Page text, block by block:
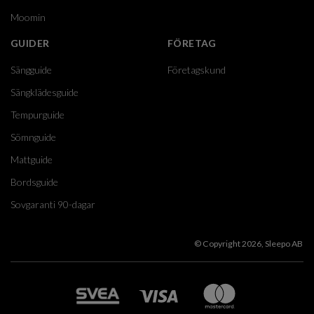
Moomin
GUIDER
Sängguide
Sängklädesguide
Tempurguide
Sömnguide
Mattguide
Bordsguide
Sovgaranti 90-dagar
FÖRETAG
Företagskund
© Copyright 2026, Sleepo AB